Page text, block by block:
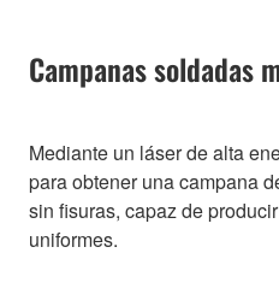
Campanas soldadas
Mediante un láser de alta
para obtener una campana
sin fisuras, capaz de
uniformes.